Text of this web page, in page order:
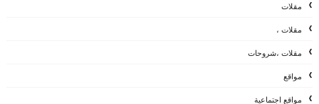
مقلات
مقلات ،
مقلات ،شروحات
مواقع
مواقع اجتماعية